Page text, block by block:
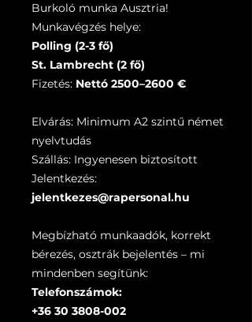
Burkoló munka Ausztria!
Munkavégzés helye:
Polling (2-3 fő)
St. Lambrecht (2 fő)
Fizetés: Nettó 2500–2600 €
Elvárás: Minimum A2 szintű német
nyelvtudás
Szállás: Ingyenesen biztosított
Jelentkezés:
jelentkezes@rapersonal.hu
Megbízható munkaadók, korrekt
bérezés, osztrák bejelentés – mi
mindenben segítünk:
Telefonszámok:
+36 30 3808-002